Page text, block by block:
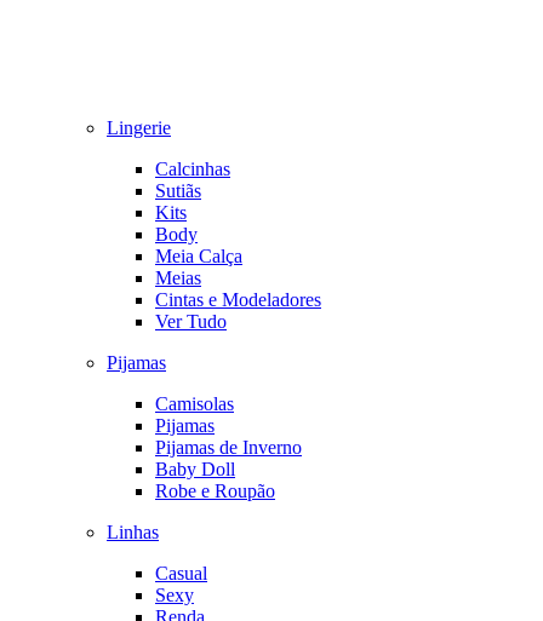
Lingerie
Calcinhas
Sutiãs
Kits
Body
Meia Calça
Meias
Cintas e Modeladores
Ver Tudo
Pijamas
Camisolas
Pijamas
Pijamas de Inverno
Baby Doll
Robe e Roupão
Linhas
Casual
Sexy
Renda